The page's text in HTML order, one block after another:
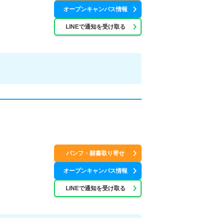
オープンキャンパス情報
LINEで通知を受け取る
パンフ・願書取り寄せ
オープンキャンパス情報
LINEで通知を受け取る